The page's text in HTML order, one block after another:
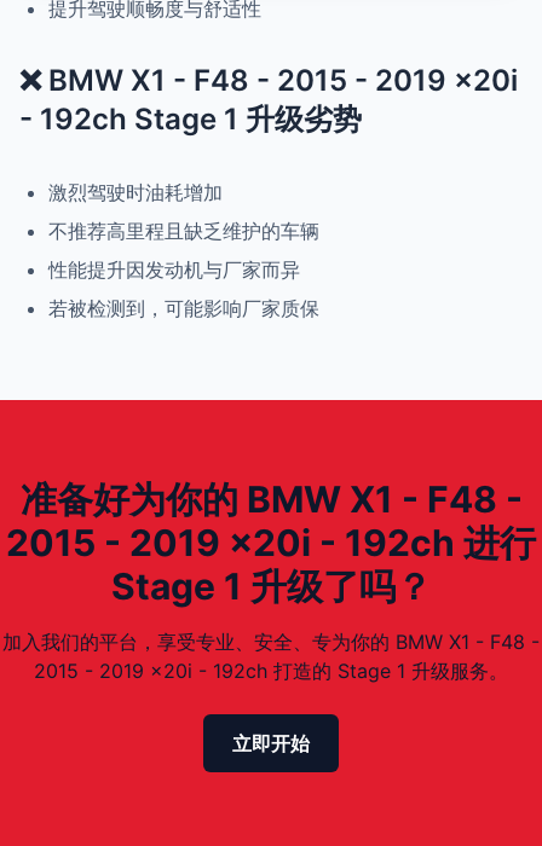
提升驾驶顺畅度与舒适性
❌ BMW X1 - F48 - 2015 - 2019 x20i
- 192ch Stage 1 升级劣势
激烈驾驶时油耗增加
不推荐高里程且缺乏维护的车辆
性能提升因发动机与厂家而异
若被检测到，可能影响厂家质保
准备好为你的 BMW X1 - F48 -
2015 - 2019 x20i - 192ch 进行
Stage 1 升级了吗？
加入我们的平台，享受专业、安全、专为你的 BMW X1 - F48 -
2015 - 2019 x20i - 192ch 打造的 Stage 1 升级服务。
立即开始